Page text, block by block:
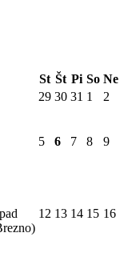
St Št Pi So Ne
29 30 31 1
2
5 6 7 8 9
12 13 14 15 16